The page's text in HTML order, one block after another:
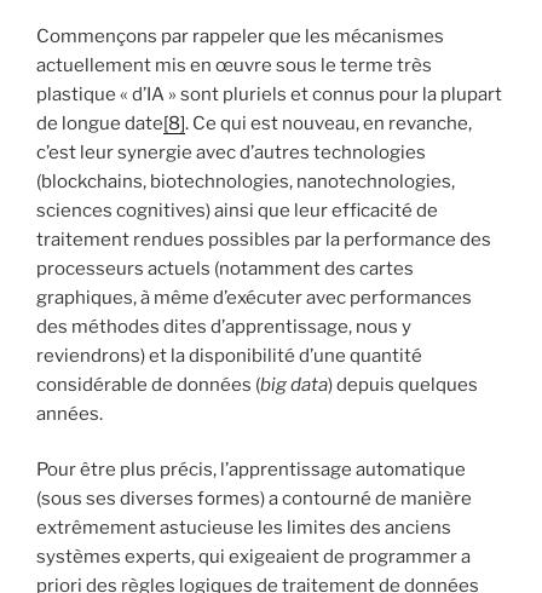
Commençons par rappeler que les mécanismes
actuellement mis en œuvre sous le terme très
plastique « d’IA » sont pluriels et connus pour la plupart
de longue date[8]. Ce qui est nouveau, en revanche,
c’est leur synergie avec d’autres technologies
(blockchains, biotechnologies, nanotechnologies,
sciences cognitives) ainsi que leur efficacité de
traitement rendues possibles par la performance des
processeurs actuels (notamment des cartes
graphiques, à même d’exécuter avec performances
des méthodes dites d’apprentissage, nous y
reviendrons) et la disponibilité d’une quantité
considérable de données (big data) depuis quelques
années.
Pour être plus précis, l’apprentissage automatique
(sous ses diverses formes) a contourné de manière
extrêmement astucieuse les limites des anciens
systèmes experts, qui exigeaient de programmer a
priori des règles logiques de traitement de données